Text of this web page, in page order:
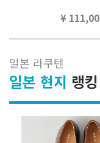
¥
일본 라쿠텐
일본 현지 랭킹